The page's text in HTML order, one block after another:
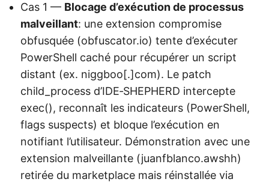
Cas 1 — Blocage d’exécution de processus
malveillant: une extension compromise
obfusquée (obfuscator.io) tente d’exécuter
PowerShell caché pour récupérer un script
distant (ex. niggboo[.]com). Le patch
child_process d’IDE‑SHEPHERD intercepte
exec(), reconnaît les indicateurs (PowerShell,
flags suspects) et bloque l’exécution en
notifiant l’utilisateur. Démonstration avec une
extension malveillante (juanfblanco.awshh)
retirée du marketplace mais réinstallée via